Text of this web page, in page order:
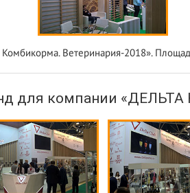
Комбикорма. Ветеринария-2018».
для компании «ДЕЛЬТА